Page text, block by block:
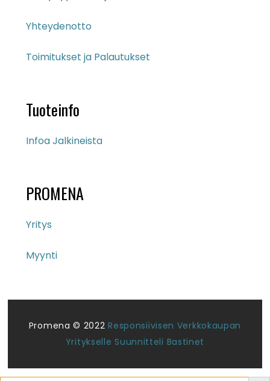
Yhteydenotto
Toimitukset ja Palautukset
Tuoteinfo
Infoa Jalkineista
PROMENA
Yritys
Myynti
Promena © 2022Responsiivisen Verkkokaupan
Yritykselle Suunnitteli Bastinet
Search